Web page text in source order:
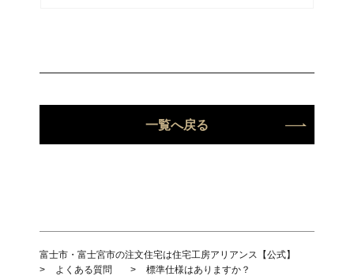
一覧へ戻る
富士市・富士宮市の注文住宅は住宅工房アリアンス【公式】
>
よくある質問 > 標準仕様はありますか？